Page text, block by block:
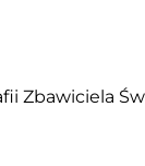
Zbawiciela